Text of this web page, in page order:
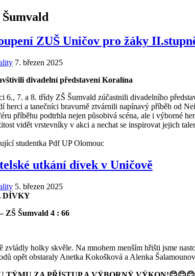
ZUŠ Uničov pro žáky
7. březen 2025
divadelní představení Koralína
6., 7. a 8. třídy ZŠ Šumvald zúčastnili divadelního
a tanečníci bravurně ztvárnili napínavý příběh od
příběhu podtrhla nejen působivá scéna, ale i výborné
vidět vrstevníky v akci a nechat se inspirovat jejich
studentka Pdf UP Olomouc
utkání dívek v Uničově
5. březen 2025
DÍVKY
ZŠ Šumvald 4 : 66
zvládly holky skvěle. Na mnohem menším hřišti jsme
opět obstaraly Anetka Kokošková a Alenka